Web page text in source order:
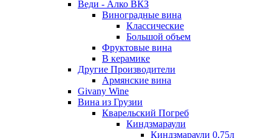
Веди - Алко ВКЗ
Виноградные вина
Классические
Большой объем
Фруктовые вина
В керамике
Другие Производители
Армянские вина
Givany Wine
Вина из Грузии
Кварельский Погреб
Киндзмараули
Киндзмараули 0,75л